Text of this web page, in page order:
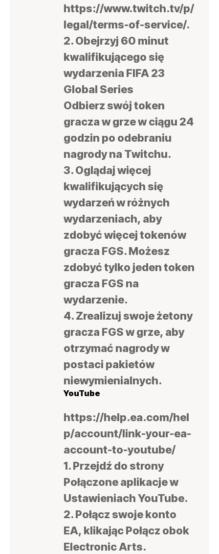
https://www.twitch.tv/p/
legal/terms-of-service/.
2. Obejrzyj 60 minut
kwalifikującego się
wydarzenia FIFA 23
Global Series
Odbierz swój token
gracza w grze w ciągu 24
godzin po odebraniu
nagrody na Twitchu.
3. Oglądaj więcej
kwalifikujących się
wydarzeń w różnych
wydarzeniach, aby
zdobyć więcej tokenów
gracza FGS. Możesz
zdobyć tylko jeden token
gracza FGS na
wydarzenie.
4. Zrealizuj swoje żetony
gracza FGS w grze, aby
otrzymać nagrody w
postaci pakietów
niewymienialnych.
YouTube
https://help.ea.com/hel
p/account/link-your-ea-
account-to-youtube/
1. Przejdź do strony
Połączone aplikacje w
Ustawieniach YouTube.
2. Połącz swoje konto
EA, klikając Połącz obok
Electronic Arts.